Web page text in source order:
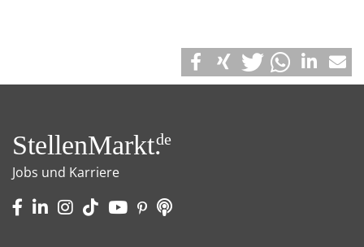
StellenMarkt.de
Jobs und Karriere